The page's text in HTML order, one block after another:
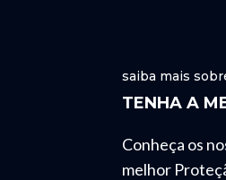
saiba mais
TENHA A
Conheça os
melhor